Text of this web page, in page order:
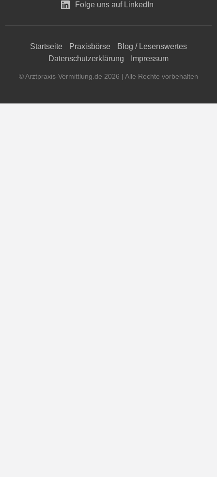
Folge uns auf LinkedIn
Startseite Praxisbörse
Blog / Lesenswertes
Datenschutzerklärung
Impressum
© Arztpraxis-Vermittlung.de 2026 | Alle Rechte vorbehalten